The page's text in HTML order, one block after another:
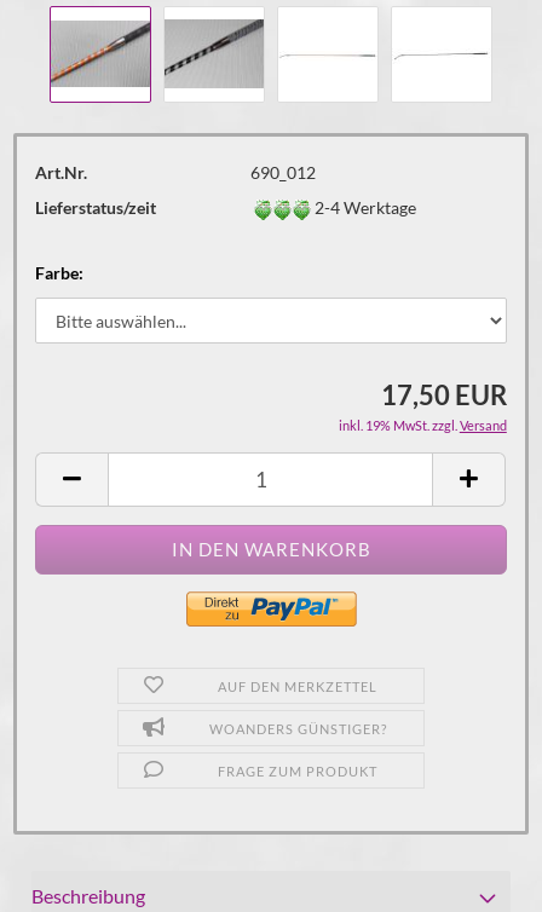
Art.Nr.
690_012
Lieferstatus/zeit
2-4 Werktage
Farbe:
17,50 EUR
inkl. 19% MwSt. zzgl. Versand
AUF DEN MERKZETTEL
WOANDERS GÜNSTIGER?
FRAGE ZUM PRODUKT
Beschreibung